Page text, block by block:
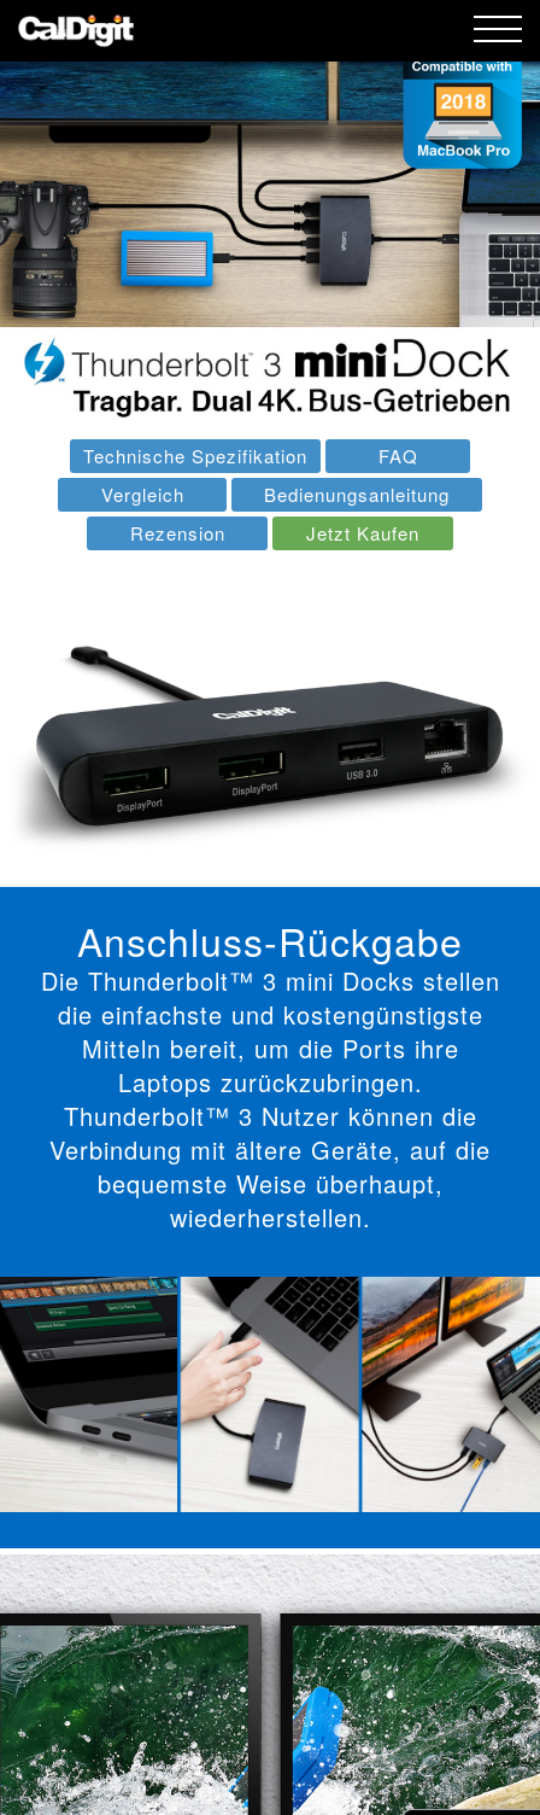
🎄
Technische Spezifikation
FAQ
Vergleich
Bedienungsanleitung
Rezension
Jetzt Kaufen
Anschluss-Rückgabe
Die Thunderbolt™ 3 mini Docks stellen
die einfachste und kostengünstigste
Mitteln bereit, um die Ports ihre
Laptops zurückzubringen.
Thunderbolt™ 3 Nutzer können die
Verbindung mit ältere Geräte, auf die
bequemste Weise überhaupt,
wiederherstellen.